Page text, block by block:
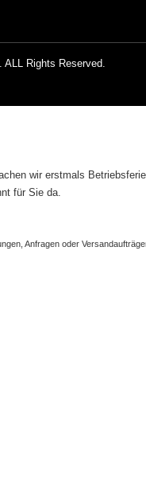
. ALL Rights Reserved.
wir erstmals
für Sie da.
Anfragen oder